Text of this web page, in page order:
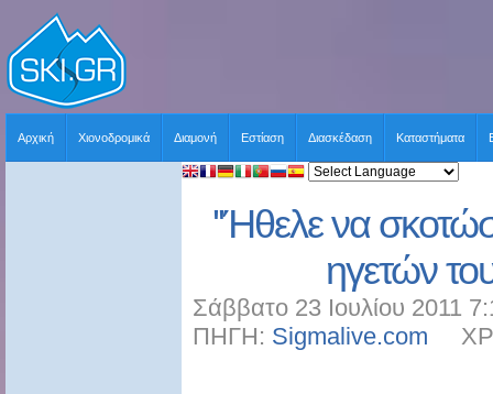
Αρχική Χιονοδρομικά Διαμονή Εστίαση Διασκέδαση Καταστήματα
''Ήθελε να
ηγετών
Σάββατο 23 Ιουλίου 2011
ΠΗΓΗ: Sigmalive.com